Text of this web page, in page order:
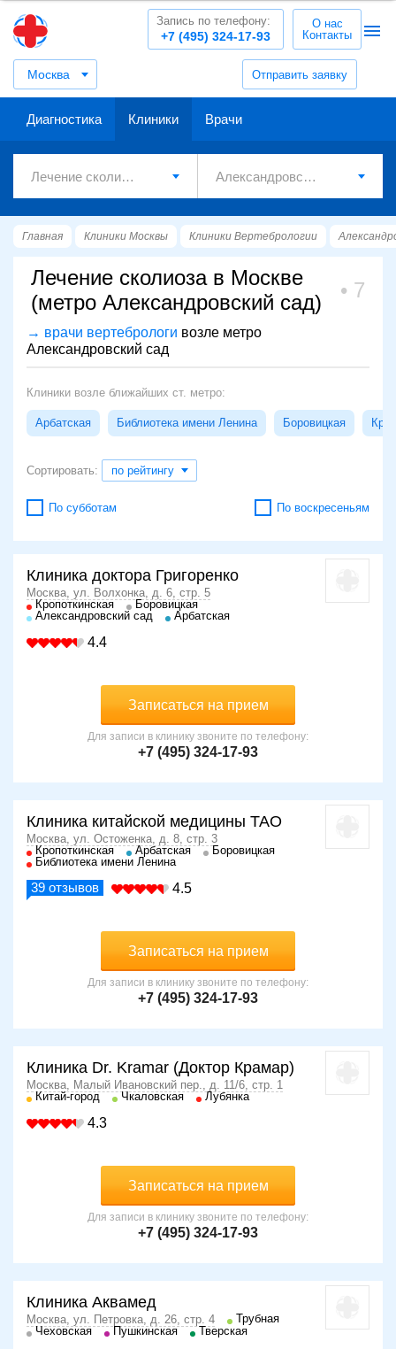
Москва Отправить заявку
+7 (495) 324-17-93
Запись по телефону:
О нас
Контакты
Диагностика Клиники Врачи
Главная Клиники Москвы Клиники Вертебрологии
Лечение сколиоза в Москве
(метро Александровский сад)
7
→ врачи вертебрологи возле метро
Александровский сад
Клиники возле ближайших ст. метро:
Арбатская Библиотека имени Ленина Боровицкая
Сортировать: по рейтингу
По субботам По воскресеньям
Клиника доктора Григоренко
Москва, ул. Волхонка, д. 6, стр. 5
Кропоткинская
Боровицкая
Александровский сад
Арбатская
4.4
Записаться на прием
Для записи в клинику звоните по телефону:
+7 (495) 324-17-93
Клиника китайской медицины ТАО
Москва, ул. Остоженка, д. 8, стр. 3
Кропоткинская
Арбатская
Боровицкая
Библиотека имени Ленина
39 отзывов 4.5
Записаться на прием
Для записи в клинику звоните по телефону:
+7 (495) 324-17-93
Клиника Dr. Kramar (Доктор Крамар)
Москва, Малый Ивановский пер., д. 11/6, стр. 1
Китай-город
Чкаловская Лубянка
4.3
Записаться на прием
Для записи в клинику звоните по телефону:
+7 (495) 324-17-93
Клиника Аквамед
Москва, ул. Петровка, д. 26, стр. 4
Трубная
Чеховская
Пушкинская Тверская